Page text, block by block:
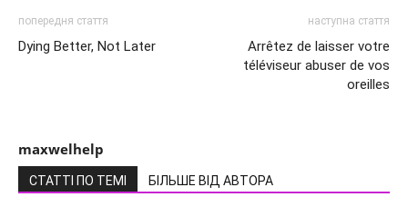
попередня стаття
Dying Better, Not Later
наступна стаття
Arrêtez de laisser votre
téléviseur abuser de vos
oreilles
maxwelhelp
СТАТТІ ПО ТЕМІ БІЛЬШЕ ВІД АВТОРА